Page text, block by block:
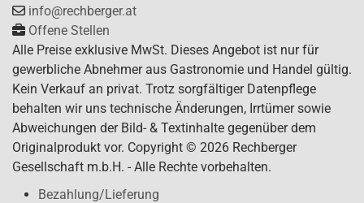
info@rechberger.at
Offene Stellen
Alle Preise exklusive MwSt. Dieses Angebot ist nur für
gewerbliche Abnehmer aus Gastronomie und Handel gültig.
Kein Verkauf an privat. Trotz sorgfältiger Datenpflege
behalten wir uns technische Änderungen, Irrtümer sowie
Abweichungen der Bild- & Textinhalte gegenüber dem
Originalprodukt vor. Copyright © 2026 Rechberger
Gesellschaft m.b.H. - Alle Rechte vorbehalten.
Bezahlung/Lieferung